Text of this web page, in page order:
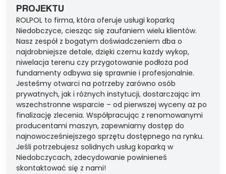
PROJEKTU
ROLPOL to firma, która oferuje usługi koparką
Niedobczyce, ciesząc się zaufaniem wielu klientów.
Nasz zespół z bogatym doświadczeniem dba o
najdrobniejsze detale, dzięki czemu każdy wykop,
niwelacja terenu czy przygotowanie podłoża pod
fundamenty odbywa się sprawnie i profesjonalnie.
Jesteśmy otwarci na potrzeby zarówno osób
prywatnych, jak i różnych instytucji, dostarczając im
wszechstronne wsparcie – od pierwszej wyceny aż po
finalizację zlecenia. Współpracując z renomowanymi
producentami maszyn, zapewniamy dostęp do
najnowocześniejszego sprzętu dostępnego na rynku.
Jeśli potrzebujesz solidnych usług koparką w
Niedobczycach, zdecydowanie powinieneś
skontaktować się z nami!